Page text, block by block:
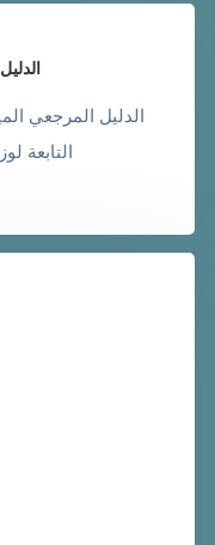
الدليل المرجعي
التابعة